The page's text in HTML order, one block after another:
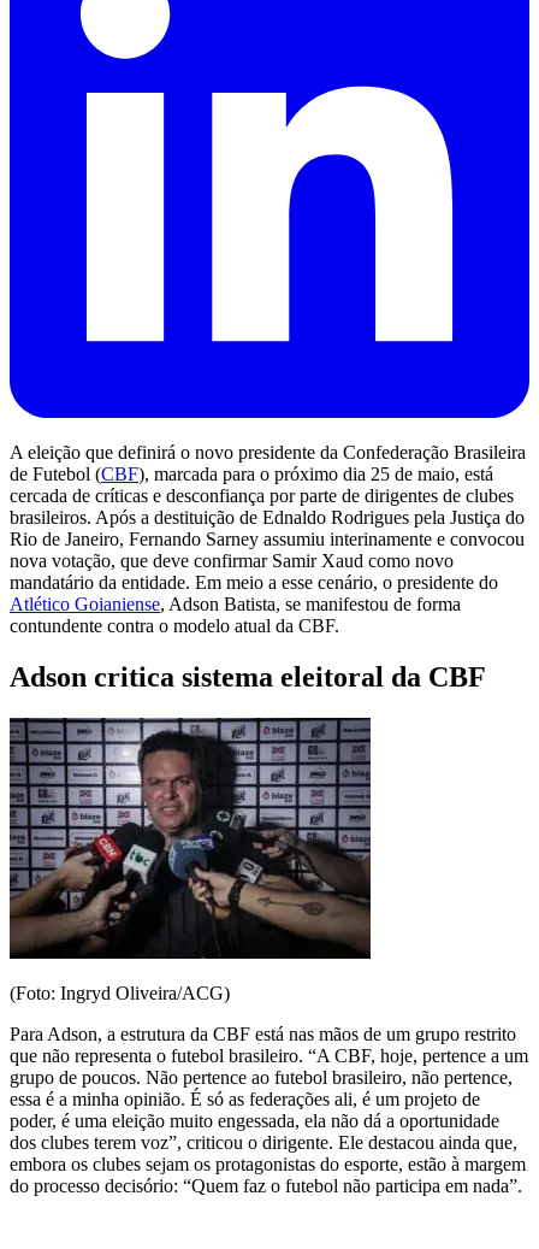
A eleição que definirá o novo presidente da Confederação Brasileira
de Futebol (CBF), marcada para o próximo dia 25 de maio, está
cercada de críticas e desconfiança por parte de dirigentes de clubes
brasileiros. Após a destituição de Ednaldo Rodrigues pela Justiça do
Rio de Janeiro, Fernando Sarney assumiu interinamente e convocou
nova votação, que deve confirmar Samir Xaud como novo
mandatário da entidade. Em meio a esse cenário, o presidente do
Atlético Goianiense, Adson Batista, se manifestou de forma
contundente contra o modelo atual da CBF.
Adson critica sistema eleitoral da CBF
(Foto: Ingryd Oliveira/ACG)
Para Adson, a estrutura da CBF está nas mãos de um grupo restrito
que não representa o futebol brasileiro. “A CBF, hoje, pertence a um
grupo de poucos. Não pertence ao futebol brasileiro, não pertence,
essa é a minha opinião. É só as federações ali, é um projeto de
poder, é uma eleição muito engessada, ela não dá a oportunidade
dos clubes terem voz”, criticou o dirigente. Ele destacou ainda que,
embora os clubes sejam os protagonistas do esporte, estão à margem
do processo decisório: “Quem faz o futebol não participa em nada”.